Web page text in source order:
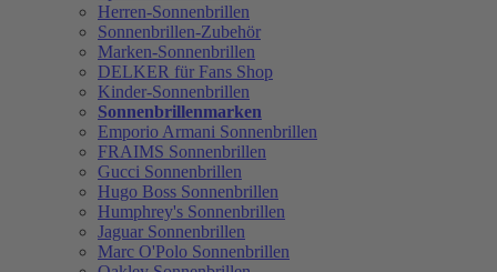
Herren-Sonnenbrillen
Sonnenbrillen-Zubehör
Marken-Sonnenbrillen
DELKER für Fans Shop
Kinder-Sonnenbrillen
Sonnenbrillenmarken
Emporio Armani Sonnenbrillen
FRAIMS Sonnenbrillen
Gucci Sonnenbrillen
Hugo Boss Sonnenbrillen
Humphrey's Sonnenbrillen
Jaguar Sonnenbrillen
Marc O'Polo Sonnenbrillen